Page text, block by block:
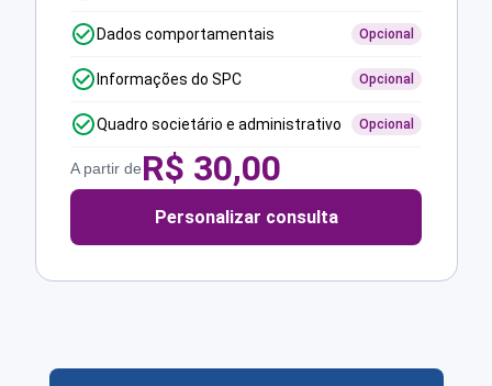
Dados comportamentais Opcional
Informações do SPC Opcional
Quadro societário e administrativo Opcional
A partir deR$ 30,00
Personalizar consulta